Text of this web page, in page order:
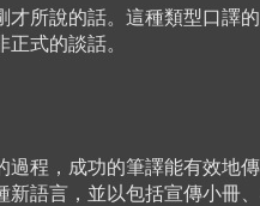
所說的話。這種類型口譯
式的談話。
程，成功的筆譯能有效地
語言，並以包括宣傳小冊